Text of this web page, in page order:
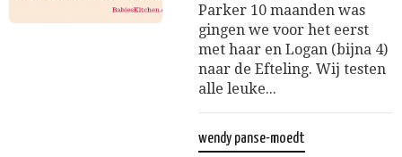
Parker 10 maanden was
gingen we voor het eerst
met haar en Logan (bijna 4)
naar de Efteling. Wij testen
alle leuke...
wendy panse-moedt